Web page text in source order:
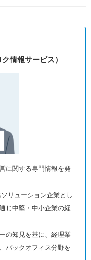
情報サービス）
に関する専門情報を発
リューション企業とし
じ中堅・中小企業の経
の知見を基に、経理業
バックオフィス分野を